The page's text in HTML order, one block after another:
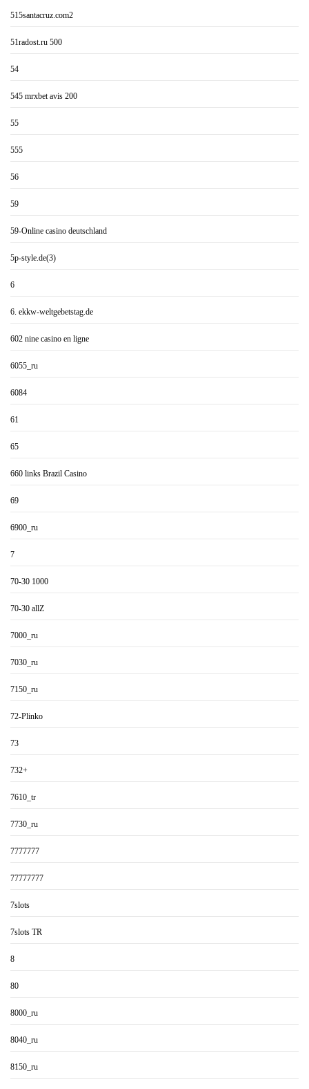
515santacruz.com2
51radost.ru 500
54
545 mrxbet avis 200
55
555
56
59
59-Online casino deutschland
5p-style.de(3)
6
6. ekkw-weltgebetstag.de
602 nine casino en ligne
6055_ru
6084
61
65
660 links Brazil Casino
69
6900_ru
7
70-30 1000
70-30 allZ
7000_ru
7030_ru
7150_ru
72-Plinko
73
732+
7610_tr
7730_ru
7777777
77777777
7slots
7slots TR
8
80
8000_ru
8040_ru
8150_ru